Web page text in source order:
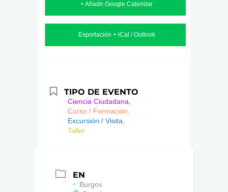
+ Añadir Google Calendar
Exportación + iCal / Outlook
TIPO DE EVENTO
Ciencia Ciudadana,
Curso / Formación,
Excursión / Visita,
Taller
EN
Burgos